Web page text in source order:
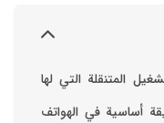
المتنقلة التي لها
أساسية في الهواتف